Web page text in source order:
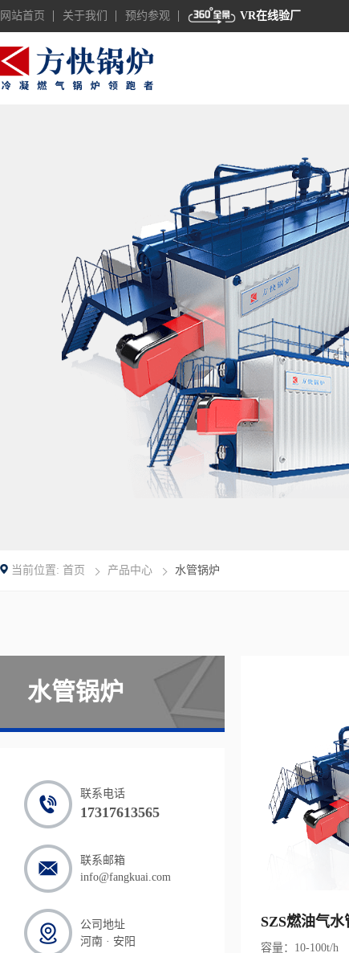
网站首页 关于我们 预约参观 VR在线验厂
当前位置: 首页 产品中心 水管锅炉
水管锅炉
联系电话
17317613565
联系邮箱
info@fangkuai.com
公司地址
河南 · 安阳
SZS燃油气
容量：10-100t/h